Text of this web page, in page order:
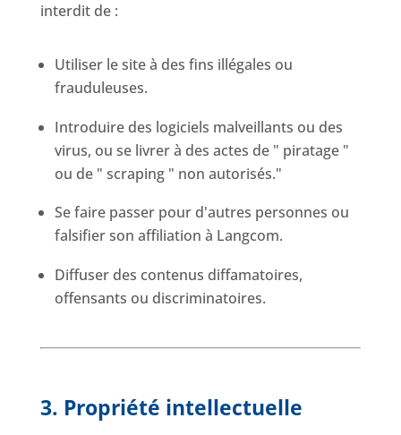
interdit de :
Utiliser le site à des fins illégales ou
frauduleuses.
Introduire des logiciels malveillants ou des
virus, ou se livrer à des actes de " piratage "
ou de " scraping " non autorisés."
Se faire passer pour d'autres personnes ou
falsifier son affiliation à Langcom.
Diffuser des contenus diffamatoires,
offensants ou discriminatoires.
3. Propriété intellectuelle